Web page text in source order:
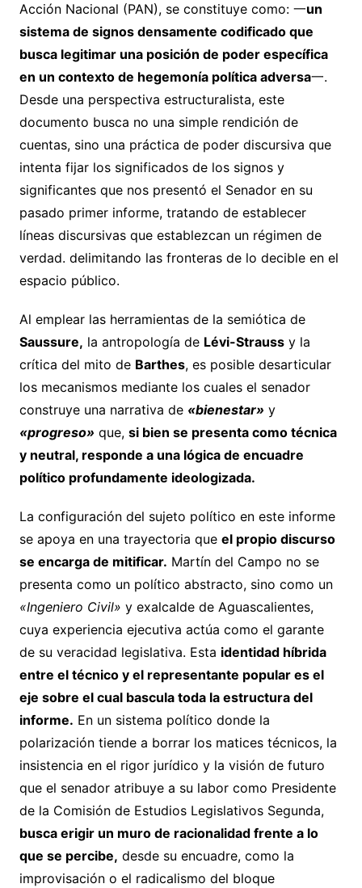
Acción Nacional (PAN), se constituye como: 一un
sistema de signos densamente codificado que
busca legitimar una posición de poder específica
en un contexto de hegemonía política adversa一.
Desde una perspectiva estructuralista, este
documento busca no una simple rendición de
cuentas, sino una práctica de poder discursiva que
intenta fijar los significados de los signos y
significantes que nos presentó el Senador en su
pasado primer informe, tratando de establecer
líneas discursivas que establezcan un régimen de
verdad. delimitando las fronteras de lo decible en el
espacio público.
Al emplear las herramientas de la semiótica de
Saussure, la antropología de Lévi-Straussy la
crítica del mito de Barthes, es posible desarticular
los mecanismos mediante los cuales el senador
construye una narrativa de «bienestar» y
«progreso» que, si bien se presenta como técnica
y neutral, responde a una lógica de encuadre
político profundamente ideologizada.
La configuración del sujeto político en este informe
se apoya en una trayectoria que el propio discurso
se encarga de mitificar. Martín del Campo no se
presenta como un político abstracto, sino como un
«Ingeniero Civil» y exalcalde de Aguascalientes,
cuya experiencia ejecutiva actúa como el garante
de su veracidad legislativa. Esta identidad híbrida
entre el técnico y el representante popular es el
eje sobre el cual bascula toda la estructura del
informe. En un sistema político donde la
polarización tiende a borrar los matices técnicos, la
insistencia en el rigor jurídico y la visión de futuro
que el senador atribuye a su labor como Presidente
de la Comisión de Estudios Legislativos Segunda,
busca erigir un muro de racionalidad frente a lo
que se percibe, desde su encuadre, como la
improvisación o el radicalismo del bloque